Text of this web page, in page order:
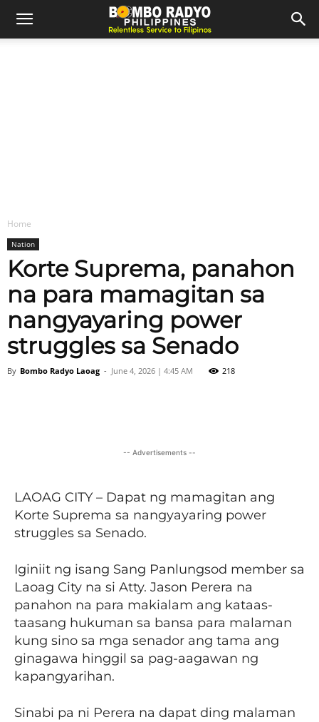
Home
Nation
Korte Suprema, panahon
na para mamagitan sa
nangyayaring power
struggles sa Senado
By Bombo Radyo Laoag - June 4, 2026 | 4:45 AM 218
-- Advertisements --
LAOAG CITY – Dapat ng mamagitan ang
Korte Suprema sa nangyayaring power
struggles sa Senado.
Iginiit ng isang Sang Panlungsod member sa
Laoag City na si Atty. Jason Perera na
panahon na para makialam ang kataas-
taasang hukuman sa bansa para malaman
kung sino sa mga senador ang tama ang
ginagawa hinggil sa pag-aagawan ng
kapangyarihan.
Sinabi pa ni Perera na dapat ding malaman